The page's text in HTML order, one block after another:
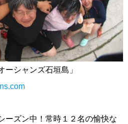
シャンズ石垣島」
ーズン中！常時１２名の愉快な